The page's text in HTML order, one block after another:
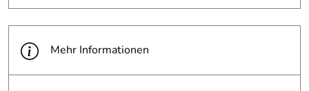
Das abgebildete Galeriegeländer hat eine Länge von ca.
2880mm.
Mehr Informationen